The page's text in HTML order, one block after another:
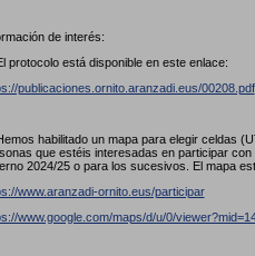
de interés:
protocolo está disponible en este enlace:
publicaciones.ornito.aranzadi.eus/00208.pdf
habilitado un mapa para elegir celdas
que estéis interesadas en participar
2024/25 o para los sucesivos. El mapa
www.aranzadi-ornito.eus/participar
www.google.com/maps/d/u/0/